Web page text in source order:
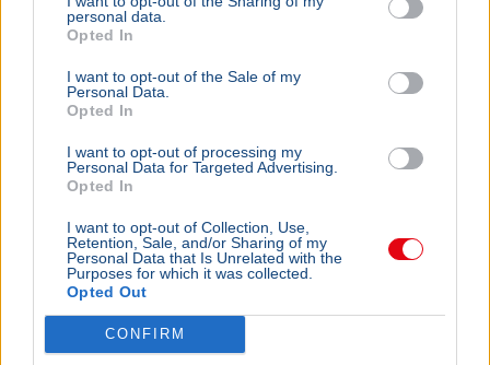
personal data.
Opted In
I want to opt-out of the Sale of my
Personal Data.
Opted In
I want to opt-out of processing my
Personal Data for Targeted Advertising.
Opted In
I want to opt-out of Collection, Use,
Retention, Sale, and/or Sharing of my
Personal Data that Is Unrelated with the
Purposes for which it was collected.
Opted Out
CONFIRM
BELFÖLD
Összeomlás szélén a víziközmű-rendszer:
A teljes éves bevételt a csövek
cseréjére kellene költeni
kritikus állapotban van, a csőtörések száma
pedig exponenciálisan nő. Kovács Károly szerint a
rezsicsökk...
BELFÖLD 2026. augusztus 7.
Hornok Miklós is esélyes Lázár János